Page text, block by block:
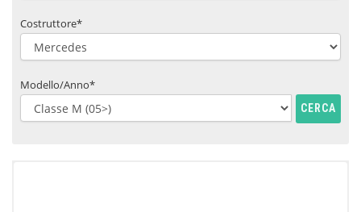
Costruttore*
Modello/Anno*
CERCA